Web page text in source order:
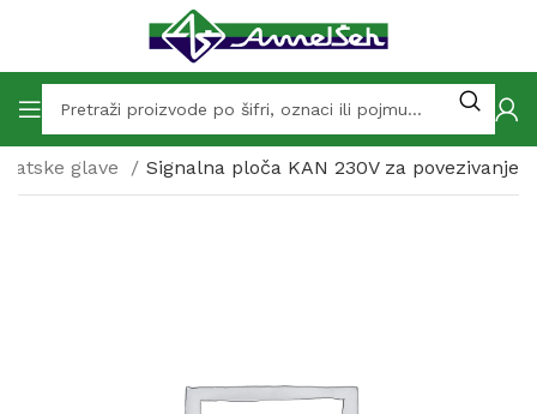
glave Signalna ploča KAN 230V za povezivanje